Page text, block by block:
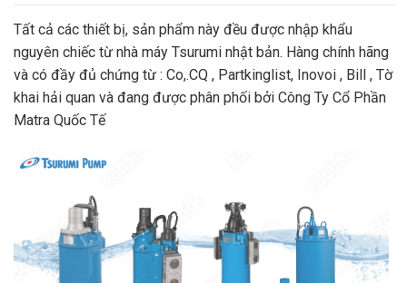
Tất cả các thiết bị, sản phẩm này đều được nhập khẩu
nguyên chiếc từ nhà máy Tsurumi nhật bản. Hàng chính hãng
và có đầy đủ chứng từ : Co,.CQ , Partkinglist, Inovoi , Bill , Tờ
khai hải quan và đang được phân phối bởi Công Ty Cổ Phần
Matra Quốc Tế